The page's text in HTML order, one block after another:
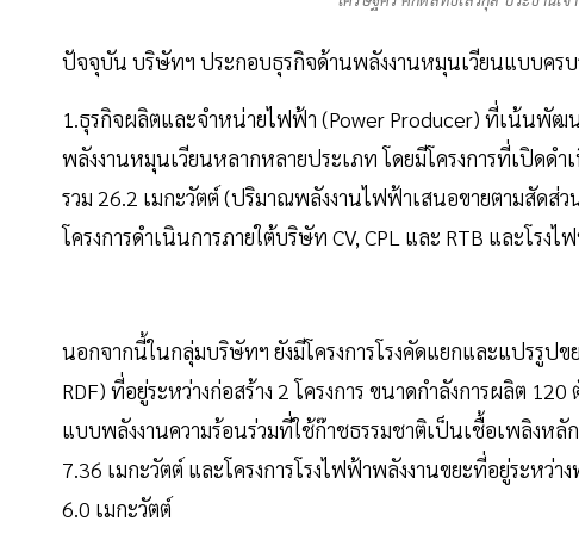
ปัจจุบัน บริษัทฯ ประกอบธุรกิจด้านพลังงานหมุนเวียนแบบครบ
1.ธุรกิจผลิตและจำหน่ายไฟฟ้า (Power Producer) ที่เน้นพัฒ
พลังงานหมุนเวียนหลากหลายประเภท โดยมีโครงการที่เปิดด
รวม 26.2 เมกะวัตต์ (ปริมาณพลังงานไฟฟ้าเสนอขายตามสัดส่
โครงการดำเนินการภายใต้บริษัท CV, CPL และ RTB และโรง
นอกจากนี้ในกลุ่มบริษัทฯ ยังมีโครงการโรงคัดแยกและแปรรูป
RDF) ที่อยู่ระหว่างก่อสร้าง 2 โครงการ ขนาดกำลังการผลิต
แบบพลังงานความร้อนร่วมที่ใช้ก๊าชธรรมชาติเป็นเชื้อเพลิงหลั
7.36 เมกะวัตต์ และโครงการโรงไฟฟ้าพลังงานขยะที่อยู่ระหว่
6.0 เมกะวัตต์